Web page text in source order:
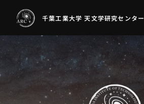
千葉工業大学 天文学研究センター